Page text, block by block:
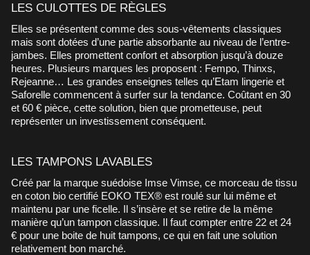
LES CULOTTES DE RÈGLES
Elles se présentent comme des sous-vêtements classiques
mais sont dotées d’une partie absorbante au niveau de l’entre-
jambes. Elles promettent confort et absorption jusqu’à douze
heures. Plusieurs marques les proposent : Fempo, Thinxs,
Rejeanne… Les grandes enseignes telles qu’Etam lingerie et
Saforelle commencent à surfer sur la tendance. Coûtant en 30
et 60 € pièce, cette solution, bien que prometteuse, peut
représenter un investissement conséquent.
LES TAMPONS LAVABLES
Créé par la marque suédoise Imse Vimse, ce morceau de tissu
en coton bio certifié EOKO TEX® est roulé sur lui même et
maintenu par une ficelle. Il s’insère et se retire de la même
manière qu’un tampon classique. Il faut compter entre 22 et 24
€ pour une boite de huit tampons, ce qui en fait une solution
relativement bon marché.